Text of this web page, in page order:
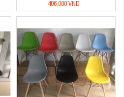
406.000 VNĐ